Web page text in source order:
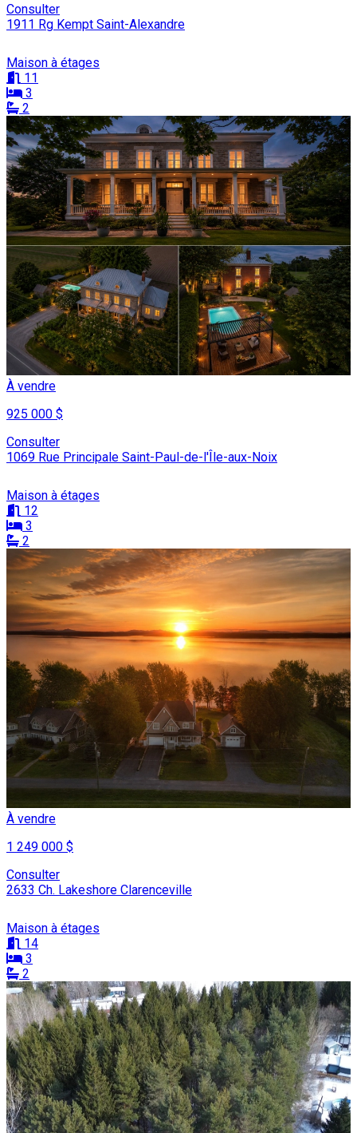
Consulter
1911 Rg Kempt Saint-Alexandre
Maison à étages
11
3
2
À vendre
925 000 $
Consulter
1069 Rue Principale Saint-Paul-de-l'Île-aux-Noix
Maison à étages
12
3
2
À vendre
1 249 000 $
Consulter
2633 Ch. Lakeshore Clarenceville
Maison à étages
14
3
2